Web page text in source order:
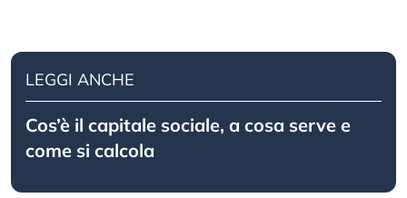
LEGGI ANCHE
Cos’è il capitale sociale, a cosa serve e
come si calcola